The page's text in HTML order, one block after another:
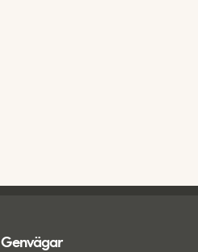
Genvägar